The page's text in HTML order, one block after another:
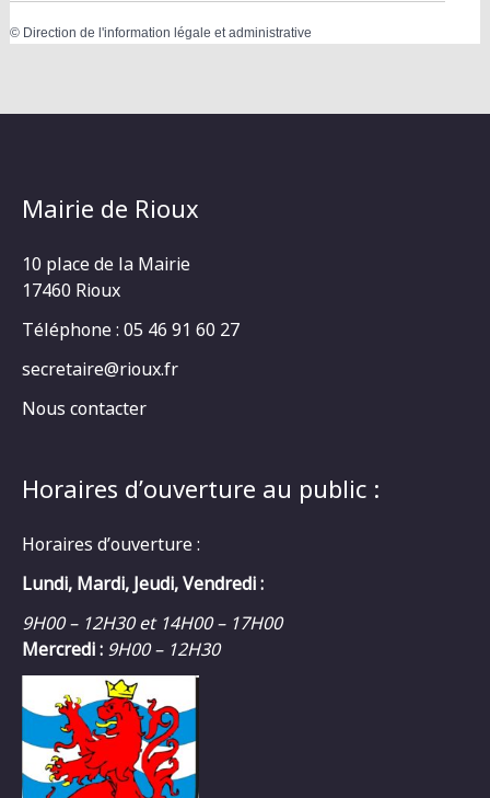
© Direction de l'information légale et administrative
Mairie de Rioux
10 place de la Mairie
17460 Rioux
Téléphone : 05 46 91 60 27
secretaire@rioux.fr
Nous contacter
Horaires d’ouverture au public :
Horaires d’ouverture :
Lundi, Mardi, Jeudi, Vendredi :
9H00 – 12H30 et 14H00 – 17H00
Mercredi : 9H00 – 12H30